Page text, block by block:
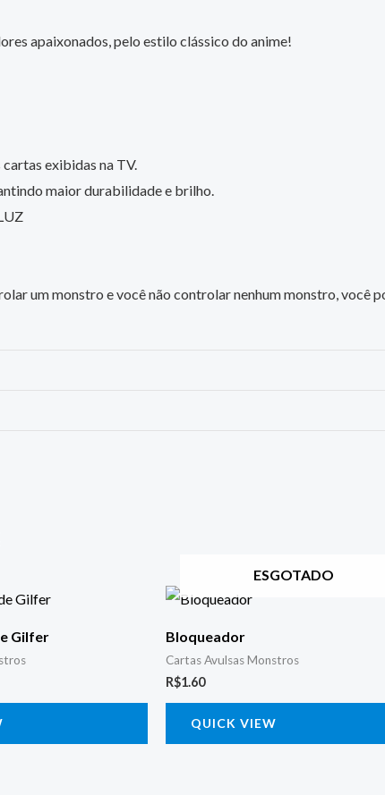
apaixonados, pelo estilo clássico do anime!
exibidas na TV.
maior durabilidade e brilho.
um monstro e você não controlar nenhum monstro, você
Gilfer
ESGOTADO
Bloqueador
Cartas Avulsas Monstros
R$1.60
QUICK VIEW